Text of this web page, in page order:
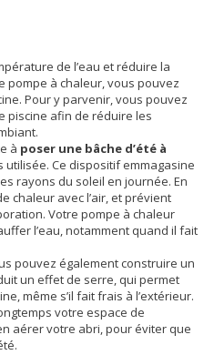
de l’eau et réduire la
pompe à chaleur, vous pouvez
Pour y parvenir, vous pouvez
piscine afin de réduire les
à poser une bâche d’été à
utilisée. Ce dispositif emmagasine
rayons du soleil en journée. En
chaleur avec l’air, et prévient
Votre pompe à chaleur
l’eau, notamment quand il fait
pouvez également construire un
un effet de serre, qui permet
même s’il fait frais à l’extérieur.
votre espace de
aérer votre abri, pour éviter que